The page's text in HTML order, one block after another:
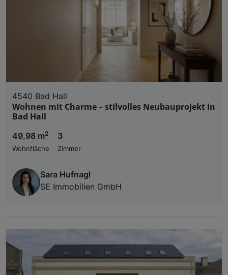
4540 Bad Hall
Wohnen mit Charme – stilvolles Neubauprojekt in
Bad Hall
49,98 m2
Wohnfläche
3
Zimmer
Sara Hufnagl
SE Immobilien GmbH